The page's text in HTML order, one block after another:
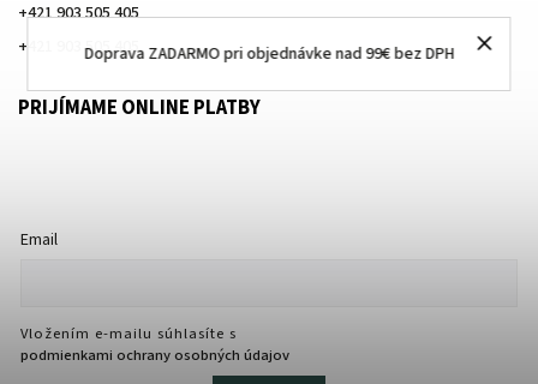
Doprava ZADARMO pri objednávke nad 99€ bez DPH
+421 903 505 405
+421 903 505 405
PRIJÍMAME ONLINE PLATBY
Email
Vložením e-mailu súhlasíte s
podmienkami ochrany osobných údajov